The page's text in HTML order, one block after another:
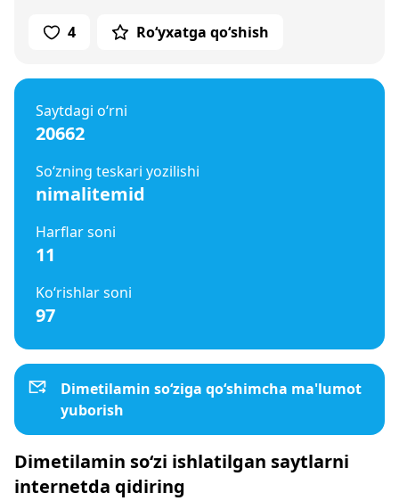
4 Ro‘yxatga qo‘shish
Saytdagi o‘rni
20662
So‘zning teskari yozilishi
nimalitemid
Harflar soni
11
Ko‘rishlar soni
97
Dimetilamin so‘ziga qo‘shimcha ma'lumot
yuborish
Dimetilamin so‘zi ishlatilgan saytlarni
internetda qidiring